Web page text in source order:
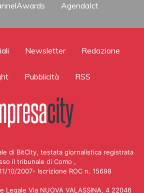
AgendaIct
Newsletter Redazione
Pubblicità RSS
di BitCity, testata giornalistica registrata
il tribunale di Como ,
10/2007- Iscrizione ROC n. 15698
Legale Via NUOVA VALASSINA, 4 22046